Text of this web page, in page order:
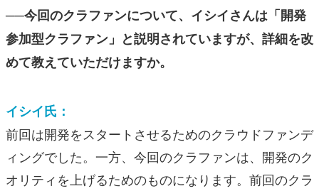
──今回のクラファンについて、イシイさんは「開発
参加型クラファン」と説明されていますが、詳細を改
めて教えていただけますか。
イシイ氏：
前回は開発をスタートさせるためのクラウドファンデ
ィングでした。一方、今回のクラファンは、開発のク
オリティを上げるためのものになります。前回のクラ